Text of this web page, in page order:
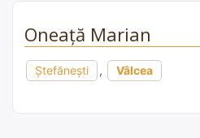
Oneață Marian
Ştefănești , Vâlcea